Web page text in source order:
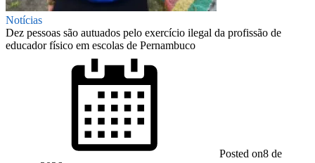
Notícias
Dez pessoas são autuados pelo exercício ilegal da profissão de
educador físico em escolas de Pernambuco
Posted on8 de